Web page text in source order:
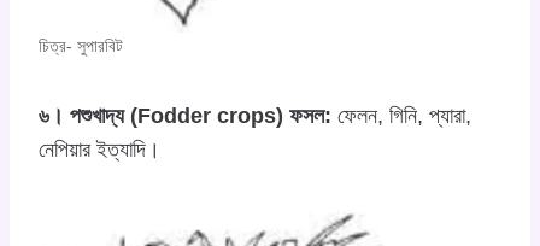
চিত্র- সুপারবিট
৬। পশুখাদ্য (Fodder crops) ফসল: ফেলন, গিনি, প্যারা,
নেপিয়ার ইত্যাদি।